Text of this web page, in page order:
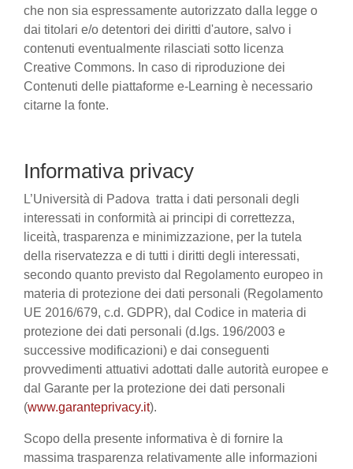
che non sia espressamente autorizzato dalla legge o
dai titolari e/o detentori dei diritti d'autore, salvo i
contenuti eventualmente rilasciati sotto licenza
Creative Commons. In caso di riproduzione dei
Contenuti delle piattaforme e-Learning è necessario
citarne la fonte.
Informativa privacy
L’Università di Padova tratta i dati personali degli
interessati in conformità ai principi di correttezza,
liceità, trasparenza e minimizzazione, per la tutela
della riservatezza e di tutti i diritti degli interessati,
secondo quanto previsto dal Regolamento europeo in
materia di protezione dei dati personali (Regolamento
UE 2016/679, c.d. GDPR), dal Codice in materia di
protezione dei dati personali (d.lgs. 196/2003 e
successive modificazioni) e dai conseguenti
provvedimenti attuativi adottati dalle autorità europee e
dal Garante per la protezione dei dati personali
(www.garanteprivacy.it).
Scopo della presente informativa è di fornire la
massima trasparenza relativamente alle informazioni